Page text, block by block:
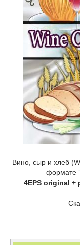
Вино, сыр и хлеб
формате
4EPS original +